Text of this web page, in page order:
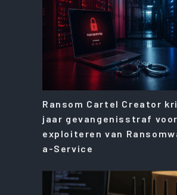
Ransom Cartel Creator
jaar gevangenisstraf
exploiteren van
a-Service